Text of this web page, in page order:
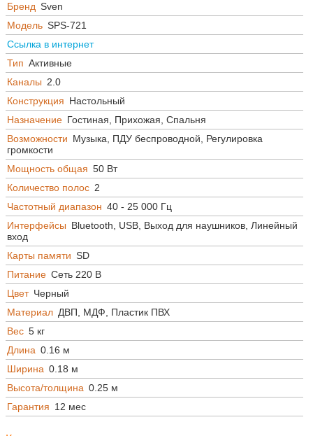
Бренд Sven
Модель SPS-721
Ссылка в интернет
Тип Активные
Каналы 2.0
Конструкция Настольный
Назначение Гостиная, Прихожая, Спальня
Возможности Музыка, ПДУ беспроводной, Регулировка
громкости
Мощность общая 50 Вт
Количество полос 2
Частотный диапазон 40 - 25 000 Гц
Интерфейсы Bluetooth, USB, Выход для наушников, Линейный
вход
Карты памяти SD
Питание Сеть 220 В
Цвет Черный
Материал ДВП, МДФ, Пластик ПВХ
Вес 5 кг
Длина 0.16 м
Ширина 0.18 м
Высота/толщина 0.25 м
Гарантия 12 мес